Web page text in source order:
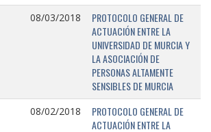
08/03/2018
PROTOCOLO GENERAL DE
ACTUACIÓN ENTRE LA
UNIVERSIDAD DE MURCIA Y
LA ASOCIACIÓN DE
PERSONAS ALTAMENTE
SENSIBLES DE MURCIA
08/02/2018
PROTOCOLO GENERAL DE
ACTUACIÓN ENTRE LA